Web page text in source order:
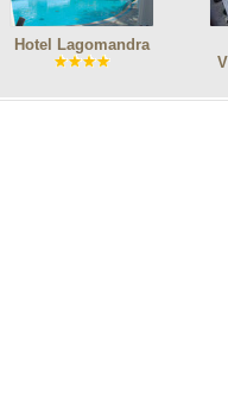
Hotel Lagomandra